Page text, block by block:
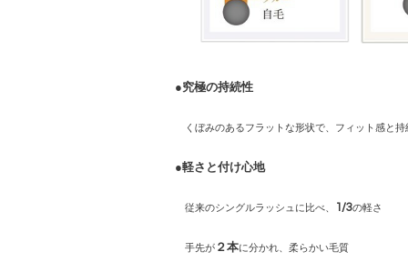
●究極の持続性
くぼみのあるフラットな形状で、フィット感と持
●軽さと付け心地
従来のシングルラッシュに比べ、 1/3の軽さ
手先が ２本に分かれ、柔らかい毛質